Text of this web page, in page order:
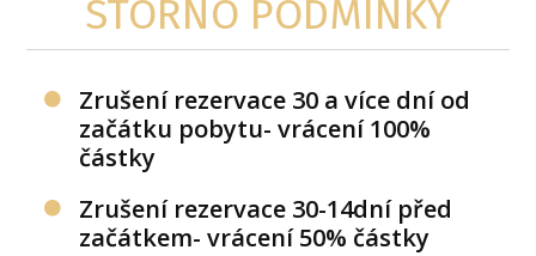
STORNO PODMÍNKY
Zrušení rezervace 30 a více dní od
začátku pobytu- vrácení 100%
částky
Zrušení rezervace 30-14dní před
začátkem- vrácení 50% částky